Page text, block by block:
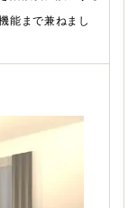
能まで兼ねまし